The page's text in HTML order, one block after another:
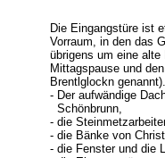
Die Eingangstüre ist
Vorraum, in den das
übrigens um eine
Mittagspause und
Brentlglockn genannt).
- Der aufwändige
Schönbrunn,
- die
- die Bänke von
- die Fenster und die